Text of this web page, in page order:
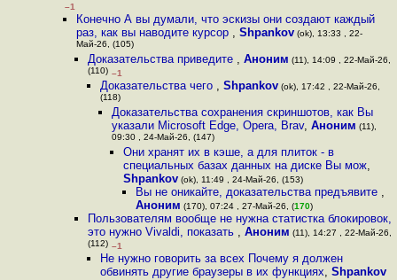
–1
Конечно А вы думали, что эскизы они создают каждый
раз, как вы наводите курсор , Shpankov(ok), 13:33 , 22-
Май-26, (105)
Доказательства приведите ,Аноним (11), 14:09 , 22-Май-26,
(110) –1
Доказательства чего , Shpankov(ok), 17:42 , 22-Май-26,
(118)
Доказательства сохранения скриншотов, как Вы
указали Microsoft Edge, Opera, Brav, Аноним (11),
09:30 , 24-Май-26, (147)
Они хранят их в кэше, а для плиток - в
специальных базах данных на диске Вы мож,
Shpankov (ok), 11:49 , 24-Май-26, (153)
Вы не оникайте, доказательства предъявите ,
Аноним (170), 07:24 , 27-Май-26, (170)
Пользователям вообще не нужна статистка блокировок,
это нужно Vivaldi, показать ,Аноним (11), 14:27 , 22-Май-26,
(112) –1
Не нужно говорить за всех Почему я должен
обвинять другие браузеры в их функциях, Shpankov